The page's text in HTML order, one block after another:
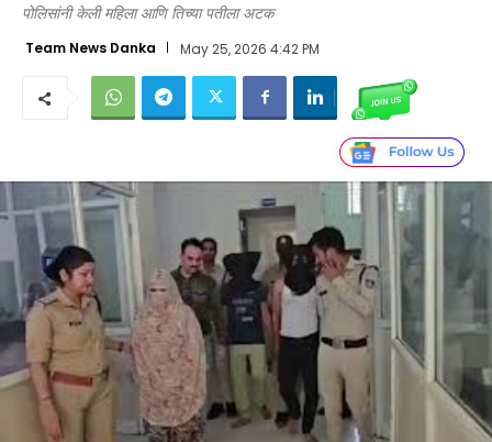
पोलिसांनी केली महिला आणि तिच्या पतीला अटक
Team News Danka May 25, 2026 4:42 PM